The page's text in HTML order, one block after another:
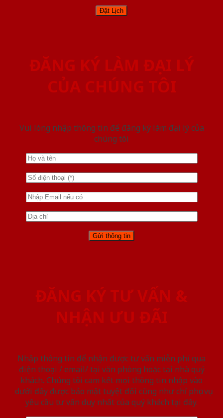
ĐĂNG KÝ LÀM ĐẠI LÝ
CỦA CHÚNG TÔI
Vui lòng nhập thông tin để đăng ký làm đại lý của
chúng tôi
ĐĂNG KÝ TƯ VẤN &
NHẬN ƯU ĐÃI
Nhập thông tin để nhận được tư vấn miễn phí qua
điện thoại / email/ tại văn phòng hoặc tại nhà quý
khách. Chúng tôi cam kết mọi thông tin nhập vào
dưới đây được bảo mật tuyệt đối cũng như chỉ phục vụ
yêu cầu tư vấn duy nhất của quý khách tại đây.